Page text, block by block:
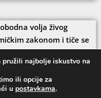
volja živog
zakonom i tiče se
biti upućen prigovor.
čovjeka aktivira
te će svatko tko ne
zakonu morati
najbolje iskustvo na
ili opcije za
u postavkama.